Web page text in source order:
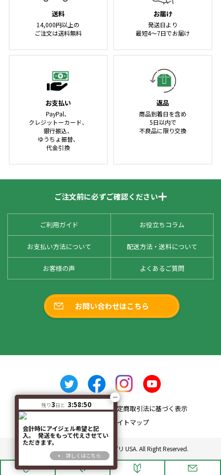
送料
14,000円以上の
ご注文は送料無料
お届け
発送日より
最短4～7日でお届け
お支払い
PayPal、
クレジットーカード、
銀行振込、
ゆうちょ振替、
代金引換
返品
商品到着日を含め
5日以内で
不良品に限り交換
ご注文前に必ずご確認ください
ご利用ガイド お役立ちコラム
お支払い方法について 配送方法・送料について
お客様の声 よくあるご質問
お問い合わせはこちら
会社概要
特定商取引法に基づく表示
プライバシーポリシー
サイトマップ
Copyright© 2010 ドクターサプリ USA. All Right Reserved.
残り3日と 3:58:49
会計時にアイジェル希望と記
入。 発送をもって代えさせてい
ただきます。
詳しくはこちら